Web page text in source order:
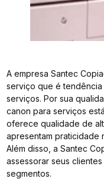
A empresa Santec
serviço que é
serviços. Por sua
canon para serviços
oferece qualidade de
apresentam praticidade
Além disso, a Santec
assessorar seus
segmentos.